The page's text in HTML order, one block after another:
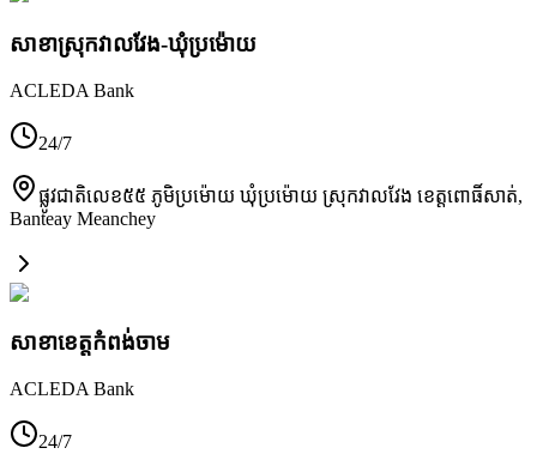
សាខាស្រុកវាលវែង-ឃុំប្រម៉ោយ
ACLEDA Bank
24/7
ផ្លូវជាតិលេខ៥៥ ភូមិប្រម៉ោយ ឃុំប្រម៉ោយ ស្រុកវាលវែង ខេត្តពោធិ៍សាត់,
Banteay Meanchey
សាខា​ខេត្តកំពង់ចាម
ACLEDA Bank
24/7